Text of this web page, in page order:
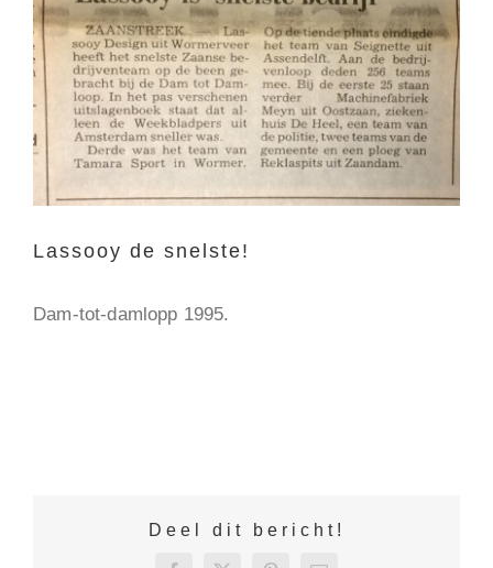
afbeelding
Lassooy de snelste!
Dam-tot-damlopp 1995.
Deel dit bericht!